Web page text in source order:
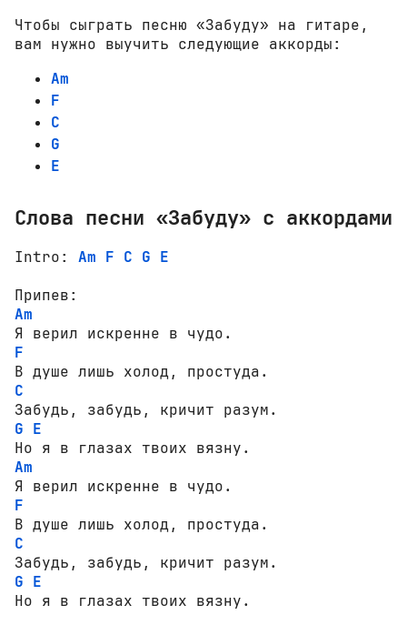
Чтобы сыграть песню «Забуду» на гитаре,
вам нужно выучить следующие аккорды:
Am
F
C
G
E
Слова песни «Забуду» с аккордами
Intro: Am F C G E
Am
F
C
G E
Am
F
C
G E
Но я в глазах твоих вязну.